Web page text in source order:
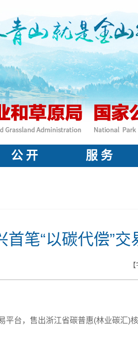
公 开 服 务
首笔“以碳代偿”交
，售出浙江省碳普惠(林业碳汇)